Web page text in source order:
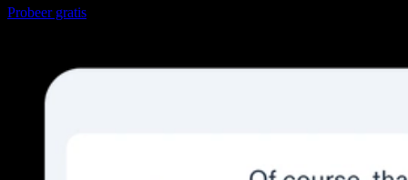
Probeer gratis